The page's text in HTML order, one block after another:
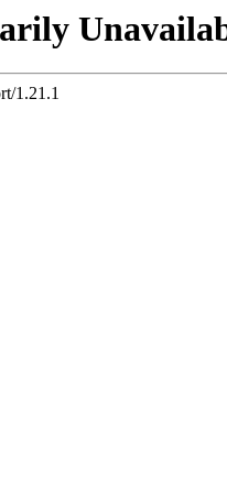
1.21.1